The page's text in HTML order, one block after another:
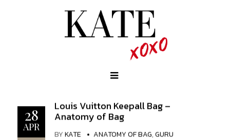
28
APR
Louis Vuitton Keepall Bag –
Anatomy of Bag
BYKATE ANATOMY OF BAG,GURU